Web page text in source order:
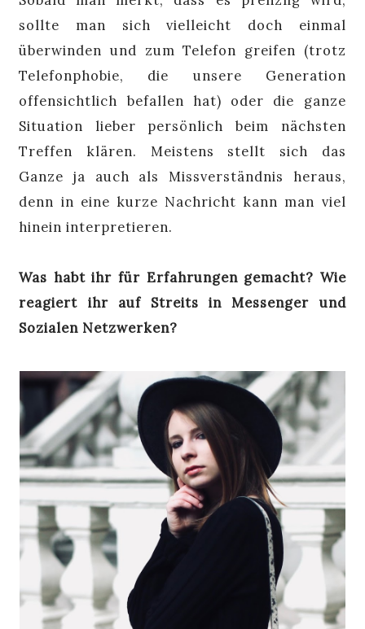
sollte man sich vielleicht doch einmal
überwinden und zum Telefon greifen (trotz
Telefonphobie, die unsere Generation
offensichtlich befallen hat) oder die ganze
Situation lieber persönlich beim nächsten
Treffen klären. Meistens stellt sich das
Ganze ja auch als Missverständnis heraus,
denn in eine kurze Nachricht kann man viel
hinein interpretieren.
Was habt ihr für Erfahrungen gemacht? Wie
reagiert ihr auf Streits in Messenger und
Sozialen Netzwerken?